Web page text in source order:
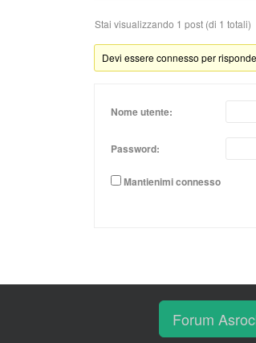
Stai visualizzando 1 post (di 1 totali)
Devi essere connesso per
Nome utente:
Password:
Mantienimi connesso
Forum